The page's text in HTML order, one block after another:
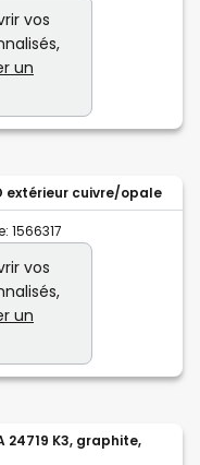
vos
un
extérieur cuivre/opale
1566317
vos
un
24719 K3, graphite,